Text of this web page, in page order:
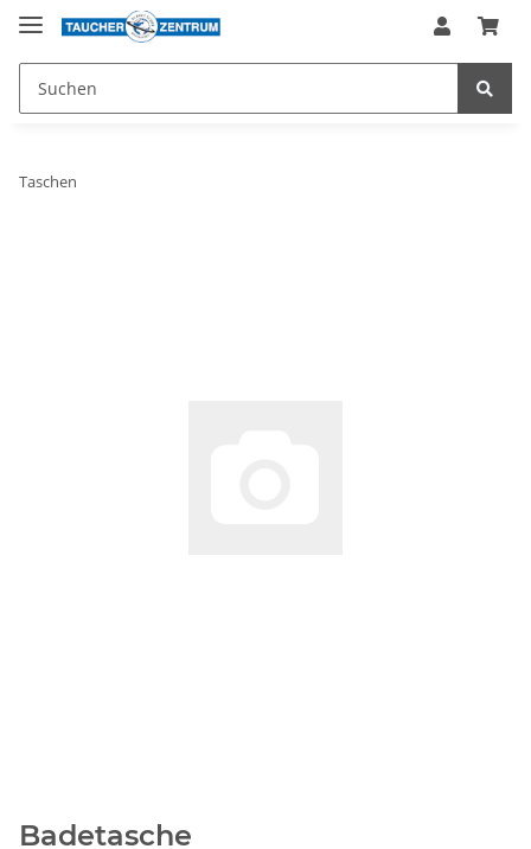
Taschen
Badetasche